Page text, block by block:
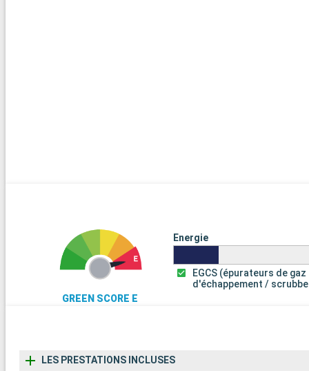
GREEN SCORE E
Energie
EGCS (épurateurs de gaz
d'échappement /
LES PRESTATIONS INCLUSES